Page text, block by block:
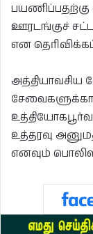
ஊரடங்குச் சட்ட
என
உத்தரவு
எனவும்